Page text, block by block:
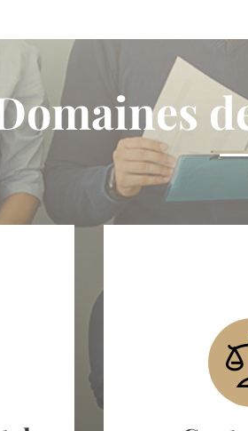
Clause de